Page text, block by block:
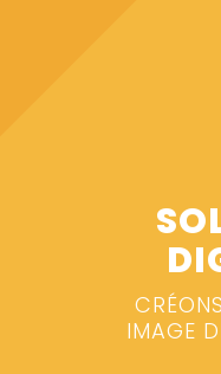
IMAGE